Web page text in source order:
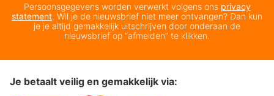
Persoonsgegevens worden verwerkt volgens ons privacy
statement. Wil je de nieuwsbrief niet meer ontvangen? Dan kun
je je altijd gemakkelijk uitschrijven door onderaan de
nieuwsbrief op “afmelden” te klikken.
Je betaalt veilig en gemakkelijk via: